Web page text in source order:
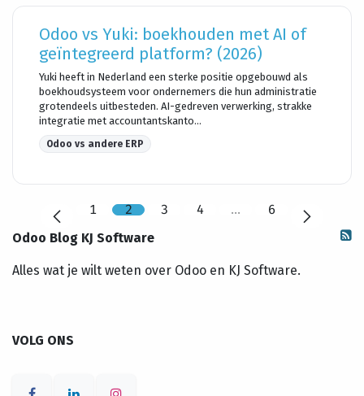
Odoo vs Yuki: boekhouden met AI of
geïntegreerd platform? (2026)
Yuki heeft in Nederland een sterke positie opgebouwd als
boekhoudsysteem voor ondernemers die hun administratie
grotendeels uitbesteden. AI-gedreven verwerking, strakke
integratie met accountantskanto...
Odoo vs andere ERP
1 2 3 4 …
6
Odoo Blog KJ Software
Alles wat je wilt weten over Odoo en KJ Software.
VOLG ONS